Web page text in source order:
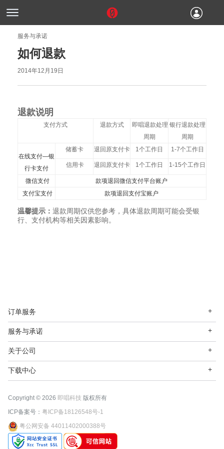
服务与承诺
如何退款
2014年12月19日
退款说明
支付方式 退款方式
即唱退款处理
周期
银行退款处理
周期
在线支付—银
行卡支付
储蓄卡 退回原支付卡 1个工作日 1-7个工作日
信用卡 退回原支付卡 1个工作日 1-15个工作日
微信支付
款项退回微信支付平台账户
支付宝支付
款项退回支付宝账户
温馨提示： 退款周期仅供您参考，具体退款周期可能会受银
行、支付机构等相关因素影响。
订单服务
服务与承诺
关于公司
下载中心
Copyright © 2026 即唱科技 版权所有
ICP备案号： 粤ICP备18126548号-1
粤公网安备 44011402000388号